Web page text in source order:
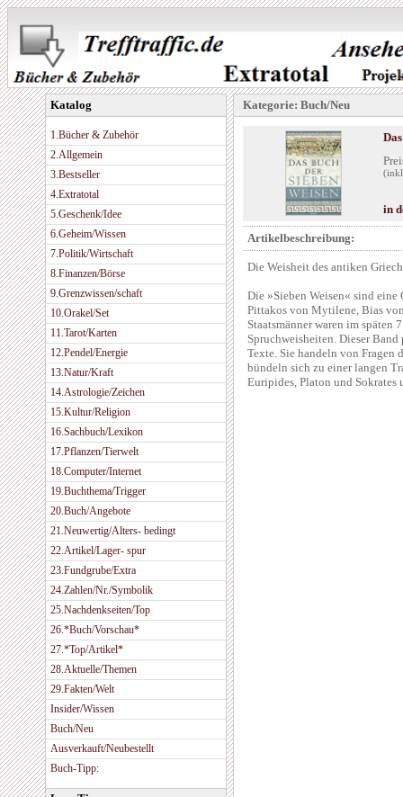
Katalog
1.Bücher & Zubehör
2.Allgemein
3.Bestseller
4.Extratotal
5.Geschenk/Idee
6.Geheim/Wissen
7.Politik/Wirtschaft
8.Finanzen/Börse
9.Grenzwissen/schaft
10.Orakel/Set
11.Tarot/Karten
12.Pendel/Energie
13.Natur/Kraft
14.Astrologie/Zeichen
15.Kultur/Religion
16.Sachbuch/Lexikon
17.Pflanzen/Tierwelt
18.Computer/Internet
19.Buchthema/Trigger
20.Buch/Angebote
21.Neuwertig/Alters- bedingt
22.Artikel/Lager- spur
23.Fundgrube/Extra
24.Zahlen/Nr./Symbolik
25.Nachdenkseiten/Top
26.*Buch/Vorschau*
27.*Top/Artikel*
28.Aktuelle/Themen
29.Fakten/Welt
Insider/Wissen
Buch/Neu
Ausverkauft/Neubestellt
Buch-Tipp:
Kategorie: Buch/Neu
in
Artikelbeschreibung:
Die Weisheit des antiken
Die »Sieben Weisen« sind
Pittakos von Mytilene, Bias
Staatsmänner waren im späten
Spruchweisheiten. Dieser
Texte. Sie handeln von Fragen
bündeln sich zu einer langen
Euripides, Platon und Sokrates